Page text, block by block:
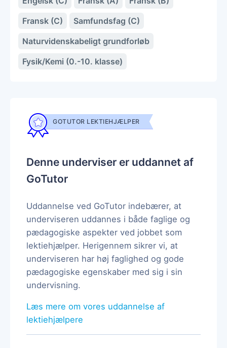
Fransk (C)
Samfundsfag (C)
Naturvidenskabeligt grundforløb
Fysik/Kemi (0.-10. klasse)
GOTUTOR LEKTIEHJÆLPER
Denne underviser er uddannet af
GoTutor
Uddannelse ved GoTutor indebærer, at
underviseren uddannes i både faglige og
pædagogiske aspekter ved jobbet som
lektiehjælper. Herigennem sikrer vi, at
underviseren har høj faglighed og gode
pædagogiske egenskaber med sig i sin
undervisning.
Læs mere om vores uddannelse af
lektiehjælpere